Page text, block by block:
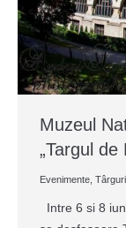
Muzeul
„Targul de
Evenimente
Intre 6 si 8